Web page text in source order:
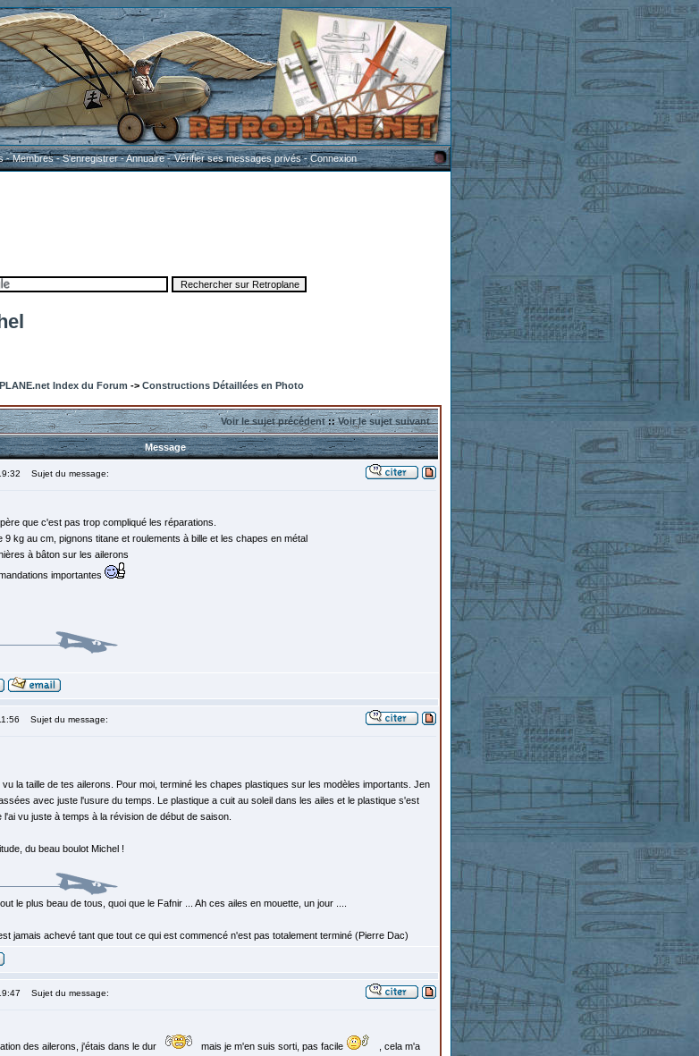
-Membres-S'enregistrer-Annuaire-Vérifier ses messages privés-Connexion
Index du Forum -> Constructions Détaillées en Photo
Voir le sujet précédent::Voir le sujet suivant
Message
Sujet du message:
que c'est pas trop compliqué les réparations.
kg au cm, pignons titane et roulements à bille et les chapes en métal
à bâton sur les ailerons
importantes
Sujet du message:
la taille de tes ailerons. Pour moi, terminé les chapes plastiques sur les modèles importants. Jen
avec juste l'usure du temps. Le plastique a cuit au soleil dans les ailes et le plastique s'est
vu juste à temps à la révision de début de saison.
du beau boulot Michel !
le plus beau de tous, quoi que le Fafnir ... Ah ces ailes en mouette, un jour ....
jamais achevé tant que tout ce qui est commencé n'est pas totalement terminé (Pierre Dac)
Sujet du message:
des ailerons, j'étais dans le dur
mais je m'en suis sorti, pas facile
, cela m'a